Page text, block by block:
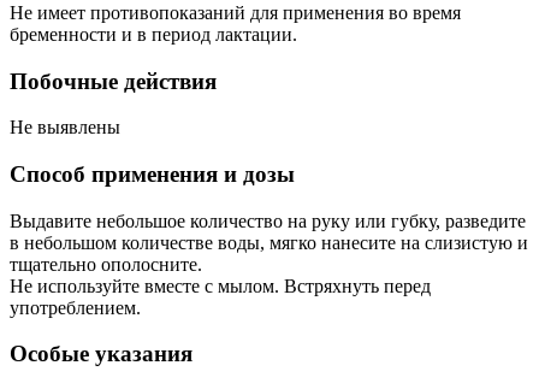
Не имеет противопоказаний для применения во время
бременности и в период лактации.
Побочные действия
Не выявлены
Способ применения и дозы
Выдавите небольшое количество на руку или губку, разведите
в небольшом количестве воды, мягко нанесите на слизистую и
тщательно ополосните.
Не используйте вместе с мылом. Встряхнуть перед
употреблением.
Особые указания